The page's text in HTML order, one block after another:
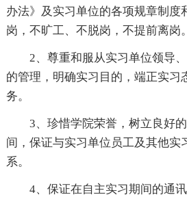
办法》及实习单位的各项规章制度
岗，不旷工、不脱岗，不提前离岗。
2、尊重和服从实习单位领导
的管理，明确实习目的，端正实习
务。
3、珍惜学院荣誉，树立良好
间，保证与实习单位员工及其他实
系。
4、保证在自主实习期间的通